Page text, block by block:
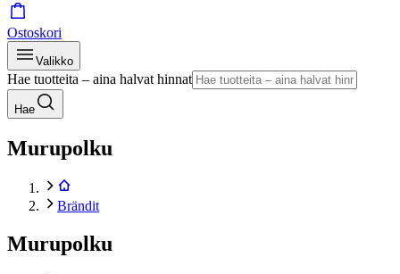
Ostoskori
Valikko
Hae tuotteita – aina halvat hinnat
Hae
Murupolku
Brändit
Murupolku